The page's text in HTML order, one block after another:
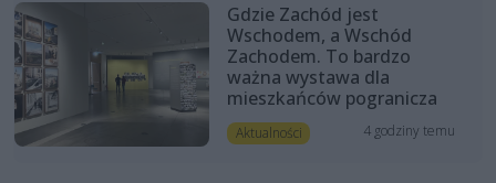
Gdzie Zachód jest
Wschodem, a Wschód
Zachodem. To bardzo
ważna wystawa dla
mieszkańców pogranicza
Aktualności 4 godziny temu